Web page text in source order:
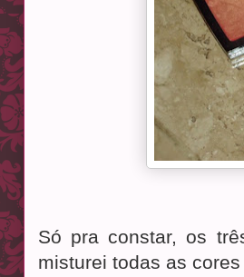
Só pra constar, os
misturei todas as